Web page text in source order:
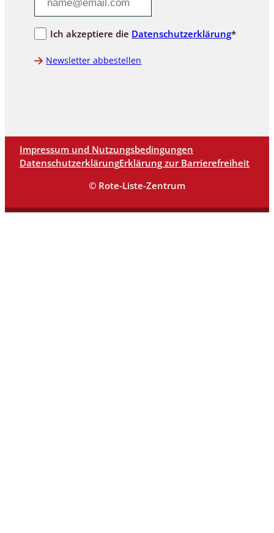
Ich akzeptiere die Datenschutzerklärung*
Newsletter abbestellen
Impressum und Nutzungsbedingungen
DatenschutzerklärungErklärung zur Barrierefreiheit
© Rote-Liste-Zentrum